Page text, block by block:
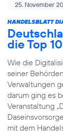
25. November
HANDELSBLATT
die Top
Wie die
seiner
Verwaltungen
darum ging es
Veranstaltung
mit dem